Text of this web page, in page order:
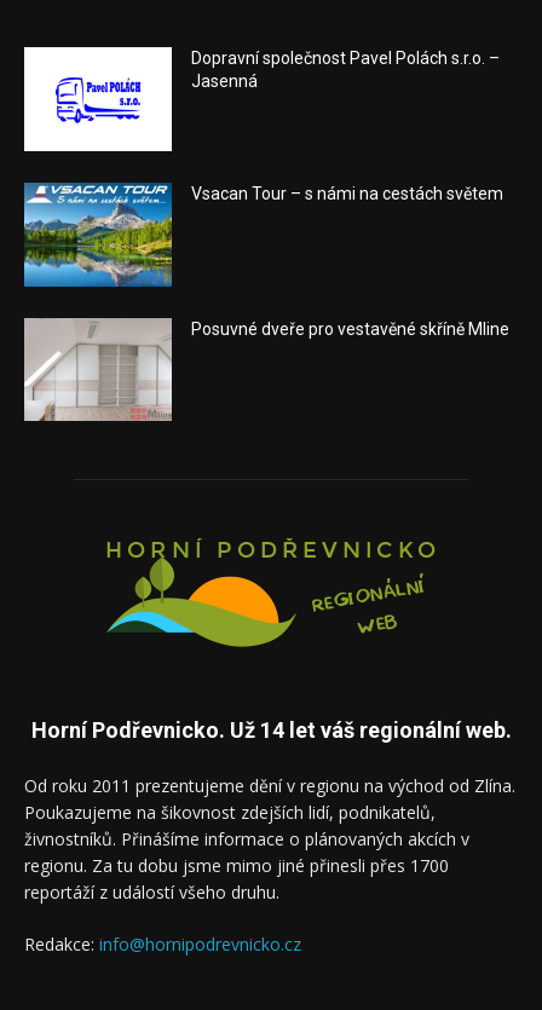
Dopravní společnost Pavel Polách s.r.o. –
Jasenná
Vsacan Tour – s námi na cestách světem
Posuvné dveře pro vestavěné skříně Mline
Horní Podřevnicko. Už 14 let váš regionální web.
Od roku 2011 prezentujeme dění v regionu na východ od Zlína.
Poukazujeme na šikovnost zdejších lidí, podnikatelů,
živnostníků. Přinášíme informace o plánovaných akcích v
regionu. Za tu dobu jsme mimo jiné přinesli přes 1700
reportáží z událostí všeho druhu.
Redakce: info@hornipodrevnicko.cz